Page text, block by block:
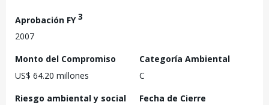
Aprobación FY3
2007
Monto del Compromiso
US$ 64.20 millones
Categoría Ambiental
C
Riesgo ambiental y social
Fecha de Cierre